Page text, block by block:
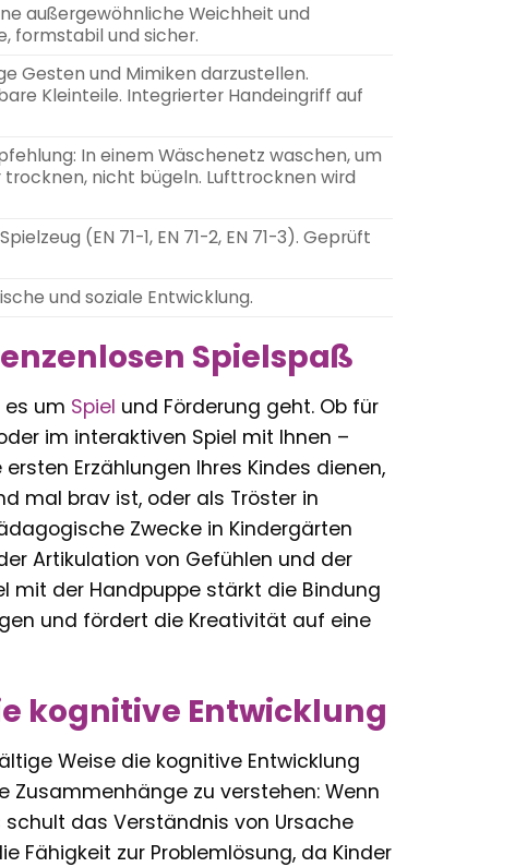
außergewöhnliche Weichheit und
formstabil und sicher.
Gesten und Mimiken darzustellen.
Kleinteile. Integrierter Handeingriff auf
In einem Wäschenetz waschen, um
nicht bügeln. Lufttrocknen wird
(EN 71-1, EN 71-2, EN 71-3). Geprüft
und soziale Entwicklung.
Spielspaß
es um Spiel und Förderung geht. Ob für
im interaktiven Spiel mit Ihnen –
Erzählungen Ihres Kindes dienen,
mal brav ist, oder als Tröster in
Zwecke in Kindergärten
Artikulation von Gefühlen und der
mit der Handpuppe stärkt die Bindung
und fördert die Kreativität auf eine
kognitive Entwicklung
Weise die kognitive Entwicklung
Zusammenhänge zu verstehen: Wenn
das Verständnis von Ursache
Fähigkeit zur Problemlösung, da Kinder